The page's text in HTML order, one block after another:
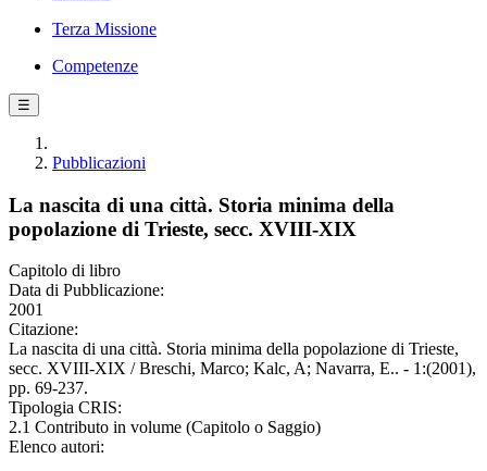
Terza Missione
Competenze
☰
Pubblicazioni
La nascita di una città. Storia minima della
popolazione di Trieste, secc. XVIII-XIX
Capitolo di libro
Data di Pubblicazione:
2001
Citazione:
La nascita di una città. Storia minima della popolazione di Trieste,
secc. XVIII-XIX / Breschi, Marco; Kalc, A; Navarra, E.. - 1:(2001),
pp. 69-237.
Tipologia CRIS:
2.1 Contributo in volume (Capitolo o Saggio)
Elenco autori: